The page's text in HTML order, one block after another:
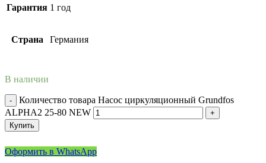
Гарантия 1 год
Страна Германия
В наличии
Количество товара Насос циркуляционный Grundfos
ALPHA2 25-80 NEW
Купить
Оформить в WhatsApp